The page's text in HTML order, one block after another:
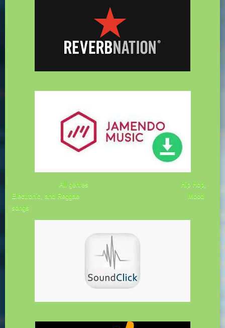
All genres
Hip Hop,
Electronic, and Reggae Mood
songs